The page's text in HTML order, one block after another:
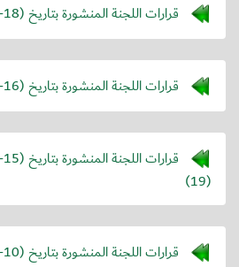
قرارات اللجنة المنشورة بتاريخ (
قرارات اللجنة المنشورة بتاريخ (
قرارات اللجنة المنشورة بتاريخ (
(19)
قرارات اللجنة المنشورة بتاريخ (